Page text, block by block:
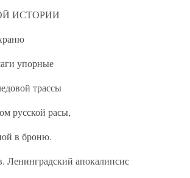
ИСТОРИИ
упорные
трассы
русской расы,
в броню.
Ленинградский апокалипсис